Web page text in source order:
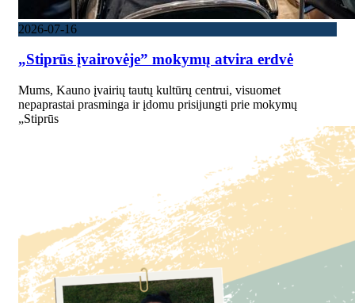
2026-07-16
„Stiprūs įvairovėje” mokymų atvira erdvė
Mums, Kauno įvairių tautų kultūrų centrui, visuomet
nepaprastai prasminga ir įdomu prisijungti prie mokymų
„Stiprūs